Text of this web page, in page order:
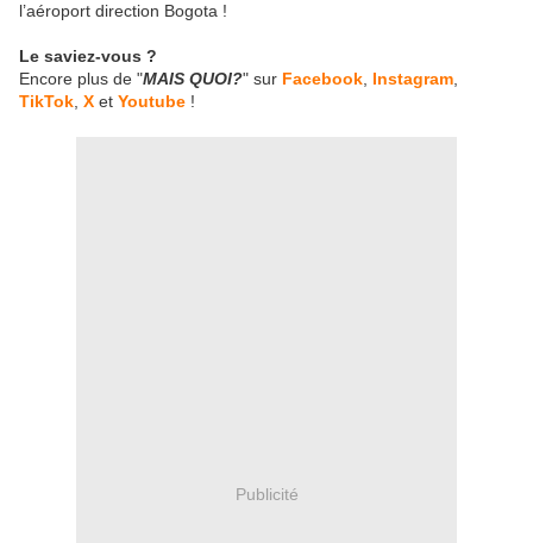
l’aéroport direction Bogota !
Le saviez-vous ?
Encore plus de "MAIS QUOI?" sur Facebook Instagram
TikTok X et Youtube !
Publicité